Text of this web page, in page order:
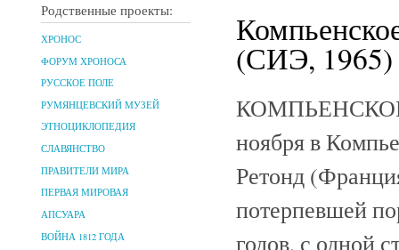
Родственные проекты:
ХРОНОС
ФОРУМ ХРОНОСА
РУССКОЕ ПОЛЕ
РУМЯНЦЕВСКИЙ МУЗЕЙ
ЭТНОЦИКЛОПЕДИЯ
СЛАВЯНСТВО
ПРАВИТЕЛИ МИРА
ПЕРВАЯ МИРОВАЯ
АПСУАРА
ВОЙНА 1812 ГОДА
(СИЭ, 1965)
КОМПЬЕНСКОЕ
ноября в
Ретонд
потерпевшей
годов, с одной